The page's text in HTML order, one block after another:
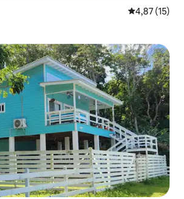
Gemiddelde
4,87 (15)